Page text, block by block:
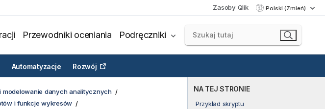
Zasoby Qlik Polski (Zmień)
Przewodniki oceniania Podręczniki
Automatyzacje Rozwój
NA TEJ STRONIE
Przykład skryptu
modelowanie danych analitycznych
i funkcje wykresów